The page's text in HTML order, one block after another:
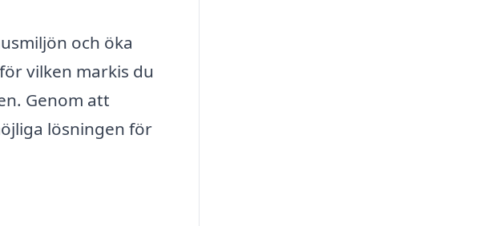
och öka
vilken markis du
Genom att
lösningen för